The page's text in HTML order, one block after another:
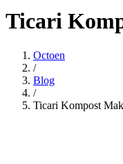
Ticari
Octoen
/
Blog
/
Ticari Kompost